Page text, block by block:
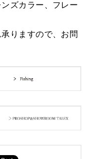
ズカラー、フレー
りますので、お問